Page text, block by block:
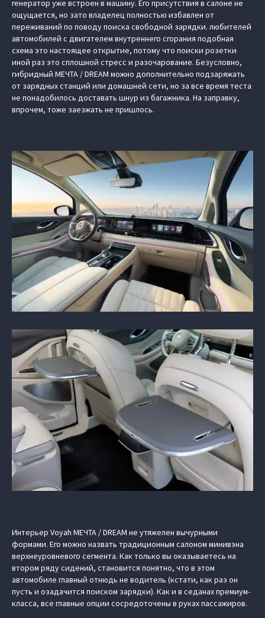
генератор уже встроен в машину. Его присутствия в салоне не
ощущается, но зато владелец полностью избавлен от
переживаний по поводу поиска свободной зарядки. любителей
автомобилей с двигателем внутреннего сгорания подобная
схема это настоящее открытие, потому что поиски розетки
иной раз это сплошной стресс и разочарование. Безусловно,
гибридный МЕЧТА / DREAM можно дополнительно подзаряжать
от зарядных станций или домашней сети, но за все время теста
не понадобилось доставать шнур из багажника. На заправку,
впрочем, тоже заезжать не пришлось.
Интерьер Voyah МЕЧТА / DREAM не утяжелен вычурными
формами. Его можно назвать традиционным салоном минивэна
верхнеуровневого сегмента. Как только вы оказываетесь на
втором ряду сидений, становится понятно, что в этом
автомобиле главный отнюдь не водитель (кстати, как раз он
пусть и озадачится поиском зарядки). Как и в седанах премиум-
класса, все главные опции сосредоточены в руках пассажиров.